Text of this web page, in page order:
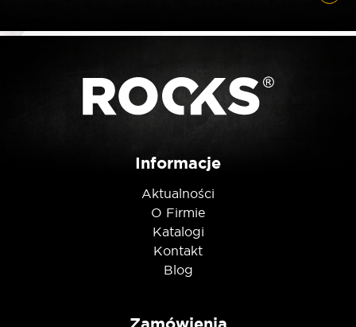
Informacje
Aktualności
O Firmie
Katalogi
Kontakt
Blog